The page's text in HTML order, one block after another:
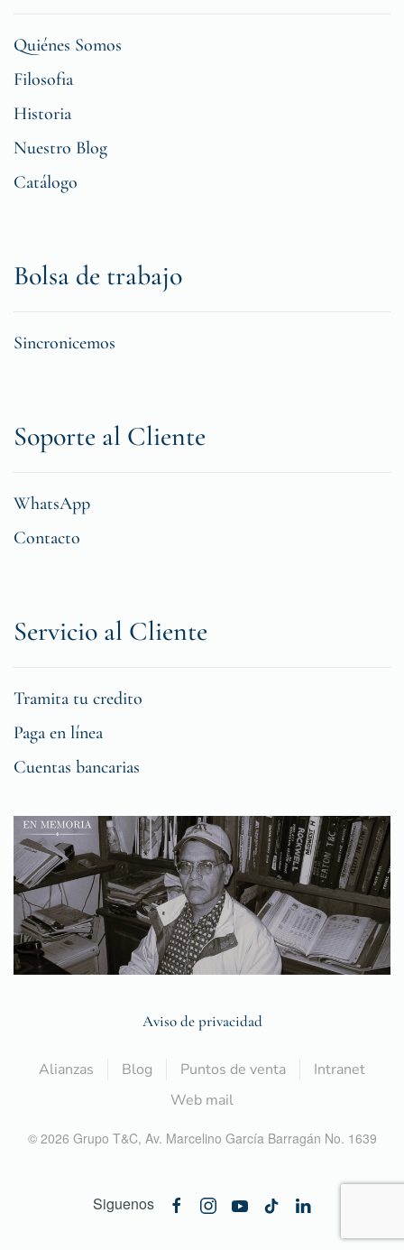
Quiénes Somos
Filosofia
Historia
Nuestro Blog
Catálogo
Bolsa de trabajo
Sincronicemos
Soporte al Cliente
WhatsApp
Contacto
Servicio al Cliente
Tramita tu credito
Paga en línea
Cuentas bancarias
Aviso de privacidad
Alianzas Blog Puntos de venta
Intranet
Web mail
© 2026 Grupo T&C, Av. Marcelino García Barragán No. 1639
Siguenos